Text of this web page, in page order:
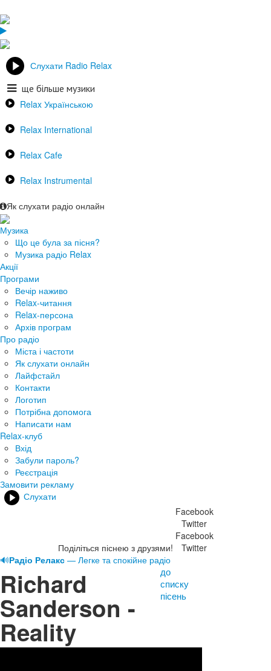
Слухати Radio Relax
ще більше музики
Relax Українською
Relax International
Relax Cafe
Relax Instrumental
Як слухати радіо онлайн
Музика
Що це була за пісня?
Музика радіо Relax
Акції
Програми
Вечір наживо
Relax-читання
Relax-персона
Архів програм
Про радіо
Міста і частоти
Як слухати онлайн
Лайфстайл
Контакти
Логотип
Потрібна допомога
Написати нам
Relax-клуб
Вхід
Забули пароль?
Реєстрація
Замовити рекламу
Слухати
Поділіться піснею з друзями!
Facebook
Twitter
Facebook
Twitter
🔊Радіо Релакс — Легке та спокійне радіо
Richard
Sanderson -
Reality
до
списку
пісень